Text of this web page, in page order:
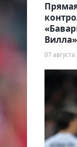
Вилла»
07